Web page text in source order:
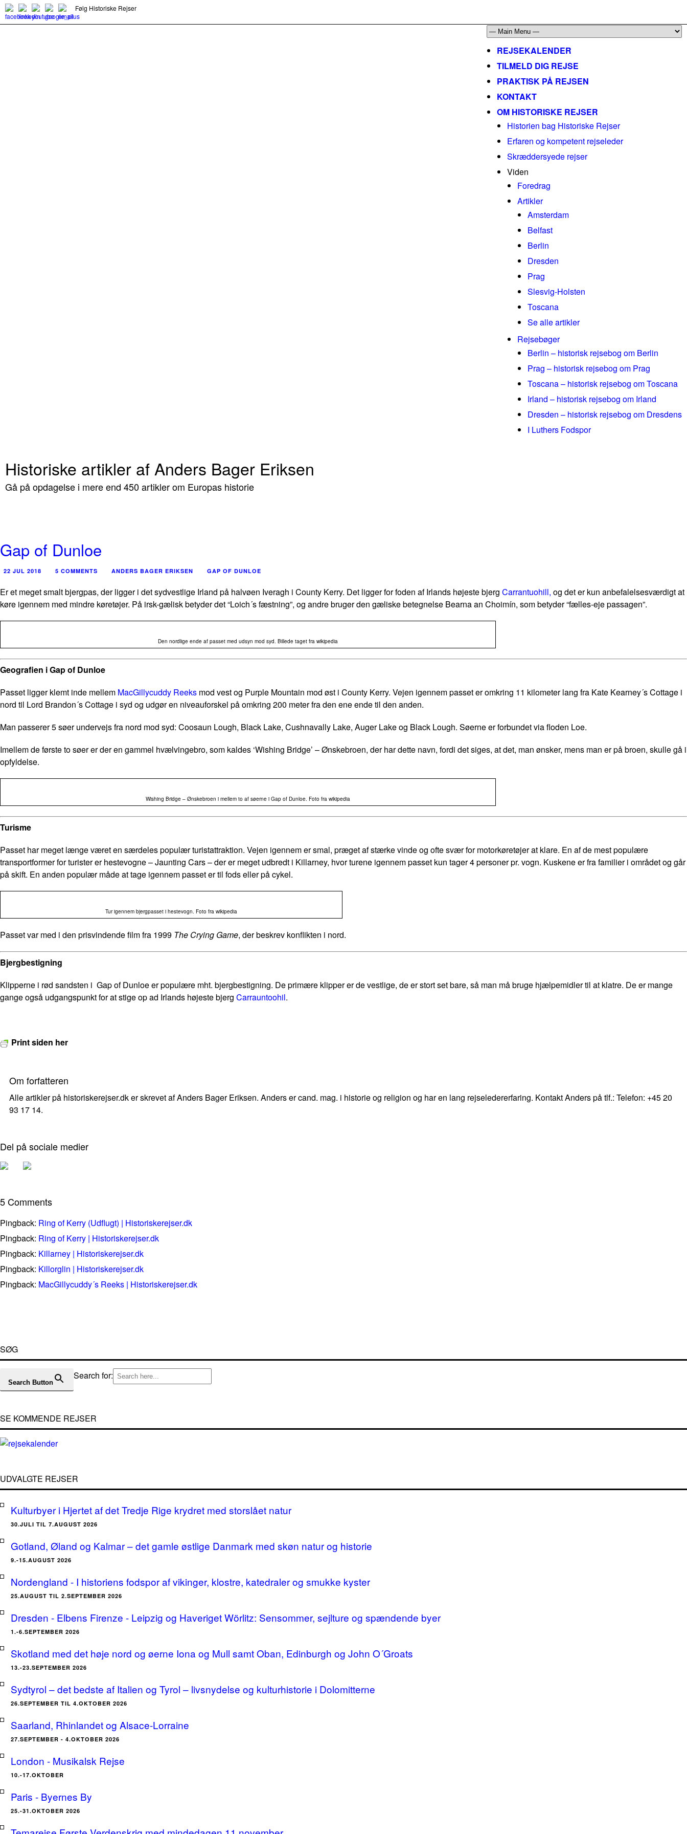
Følg Historiske Rejser
REJSEKALENDER
TILMELD DIG REJSE
PRAKTISK PÅ REJSEN
KONTAKT
OM HISTORISKE REJSER
Historien bag Historiske Rejser
Erfaren og kompetent rejseleder
Skræddersyede rejser
Viden
Foredrag
Artikler
Amsterdam
Belfast
Berlin
Dresden
Prag
Slesvig-Holsten
Toscana
Se alle artikler
Rejsebøger
Berlin – historisk rejsebog om Berlin
Prag – historisk rejsebog om Prag
Toscana – historisk rejsebog om Toscana
Irland – historisk rejsebog om Irland
Dresden – historisk rejsebog om Dresdens
I Luthers Fodspor
Historiske artikler af Anders Bager Eriksen
Gå på opdagelse i mere end 450 artikler om Europas historie
Gap of Dunloe
22 JUL 2018 5 COMMENTS ANDERS BAGER ERIKSEN GAP OF DUNLOE
Er et meget smalt bjergpas, der ligger i det sydvestlige Irland på halvøen Iveragh i County Kerry. Det ligger for foden af Irlands højeste bjerg Carrantuohill, og det er kun anbefalelsesværdigt at
køre igennem med mindre køretøjer. På irsk-gælisk betyder det “Loich´s fæstning”, og andre bruger den gæliske betegnelse Bearna an Choimín, som betyder “fælles-eje passagen”.
Den nordlige ende af passet med udsyn mod syd. Billede taget fra wikipedia
Geografien i Gap of Dunloe
Passet ligger klemt inde mellem MacGillycuddy Reeks mod vest og Purple Mountain mod øst i County Kerry. Vejen igennem passet er omkring 11 kilometer lang fra Kate Kearney´s Cottage i
nord til Lord Brandon´s Cottage i syd og udgør en niveauforskel på omkring 200 meter fra den ene ende til den anden.
Man passerer 5 søer undervejs fra nord mod syd: Coosaun Lough, Black Lake, Cushnavally Lake, Auger Lake og Black Lough. Søerne er forbundet via floden Loe.
Imellem de første to søer er der en gammel hvælvingebro, som kaldes ‘Wishing Bridge’ – Ønskebroen, der har dette navn, fordi det siges, at det, man ønsker, mens man er på broen, skulle gå i
opfyldelse.
Wishing Bridge – Ønskebroen i mellem to af søerne i Gap of Dunloe. Foto fra wikipedia
Turisme
Passet har meget længe været en særdeles populær turistattraktion. Vejen igennem er smal, præget af stærke vinde og ofte svær for motorkøretøjer at klare. En af de mest populære
transportformer for turister er hestevogne – Jaunting Cars – der er meget udbredt i Killarney, hvor turene igennem passet kun tager 4 personer pr. vogn. Kuskene er fra familier i området og går
på skift. En anden populær måde at tage igennem passet er til fods eller på cykel.
Tur igennem bjergpasset i hestevogn. Foto fra wikipedia
Passet var med i den prisvindende film fra 1999 The Crying Game, der beskrev konflikten i nord.
Bjergbestigning
Klipperne i rød sandsten i Gap of Dunloe er populære mht. bjergbestigning. De primære klipper er de vestlige, de er stort set bare, så man må bruge hjælpemidler til at klatre. De er mange
gange også udgangspunkt for at stige op ad Irlands højeste bjerg Carrauntoohil.
Print siden her
Om forfatteren
Alle artikler på historiskerejser.dk er skrevet af Anders Bager Eriksen. Anders er cand. mag. i historie og religion og har en lang rejseledererfaring. Kontakt Anders på tlf.: Telefon: +45 20
93 17 14.
Del på sociale medier
5 Comments
Pingback: Ring of Kerry (Udflugt) | Historiskerejser.dk
Pingback: Ring of Kerry | Historiskerejser.dk
Pingback: Killarney | Historiskerejser.dk
Pingback: Killorglin | Historiskerejser.dk
Pingback: MacGillycuddy´s Reeks | Historiskerejser.dk
SØG
Search for:
Search Button
SE KOMMENDE REJSER
UDVALGTE REJSER
Kulturbyer i Hjertet af det Tredje Rige krydret med storslået natur
30.JULI TIL 7.AUGUST 2026
Gotland, Øland og Kalmar – det gamle østlige Danmark med skøn natur og historie
9.-15.AUGUST 2026
Nordengland - I historiens fodspor af vikinger, klostre, katedraler og smukke kyster
25.AUGUST TIL 2.SEPTEMBER 2026
Dresden - Elbens Firenze - Leipzig og Haveriget Wörlitz: Sensommer, sejlture og spændende byer
1.-6.SEPTEMBER 2026
Skotland med det høje nord og øerne Iona og Mull samt Oban, Edinburgh og John O´Groats
13.-23.SEPTEMBER 2026
Sydtyrol – det bedste af Italien og Tyrol – livsnydelse og kulturhistorie i Dolomitterne
26.SEPTEMBER TIL 4.OKTOBER 2026
Saarland, Rhinlandet og Alsace-Lorraine
27.SEPTEMBER - 4.OKTOBER 2026
London - Musikalsk Rejse
10.-17.OKTOBER
Paris - Byernes By
25.-31.OKTOBER 2026